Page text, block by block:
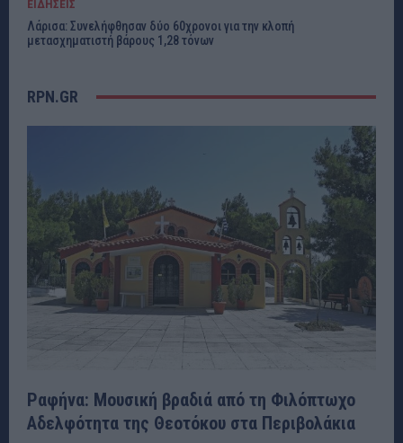
ΕΙΔΗΣΕΙΣ
Λάρισα: Συνελήφθησαν δύο 60χρονοι για την κλοπή
μετασχηματιστή βάρους 1,28 τόνων
RPN.GR
Ραφήνα: Μουσική βραδιά από τη Φιλόπτωχο
Αδελφότητα της Θεοτόκου στα Περιβολάκια